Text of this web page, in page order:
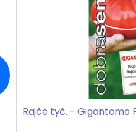
Rajče tyč. - Gigantomo